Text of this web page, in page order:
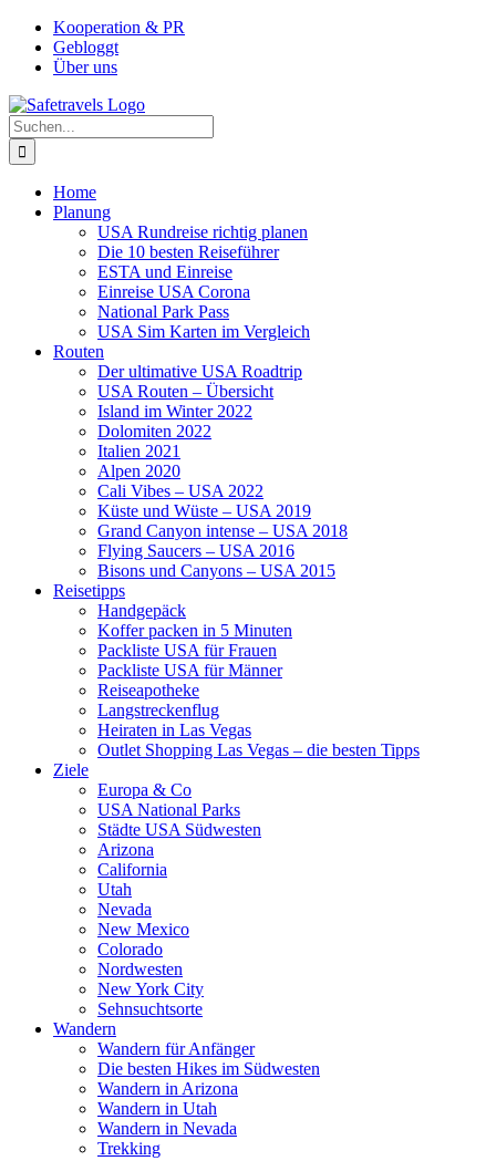
Zum
Inhalt
springen
Facebook
Instagram
YouTube
PinterestKooperation & PR
Gebloggt
Über uns
Suche
nach:
Home
Planung
USA Rundreise richtig planen
Die 10 besten Reiseführer
ESTA und Einreise
Einreise USA Corona
National Park Pass
USA Sim Karten im Vergleich
Routen
Der ultimative USA Roadtrip
USA Routen – Übersicht
Island im Winter 2022
Dolomiten 2022
Italien 2021
Alpen 2020
Cali Vibes – USA 2022
Küste und Wüste – USA 2019
Grand Canyon intense – USA 2018
Flying Saucers – USA 2016
Bisons und Canyons – USA 2015
Reisetipps
Handgepäck
Koffer packen in 5 Minuten
Packliste USA für Frauen
Packliste USA für Männer
Reiseapotheke
Langstreckenflug
Heiraten in Las Vegas
Outlet Shopping Las Vegas – die besten Tipps
Ziele
Europa & Co
USA National Parks
Städte USA Südwesten
Arizona
California
Utah
Nevada
New Mexico
Colorado
Nordwesten
New York City
Sehnsuchtsorte
Wandern
Wandern für Anfänger
Die besten Hikes im Südwesten
Wandern in Arizona
Wandern in Utah
Wandern in Nevada
Trekking